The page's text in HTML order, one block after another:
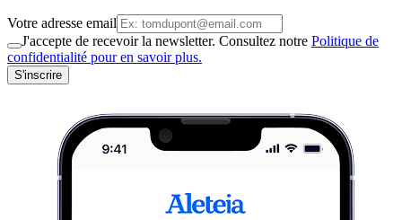
Votre adresse email
J'accepte de recevoir la newsletter. Consultez notre Politique de
confidentialité pour en savoir plus.
S'inscrire